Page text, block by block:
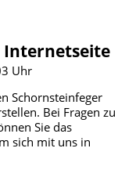
Uhr
Schornsteinfeger
Bei Fragen zu
Sie das
sich mit uns in